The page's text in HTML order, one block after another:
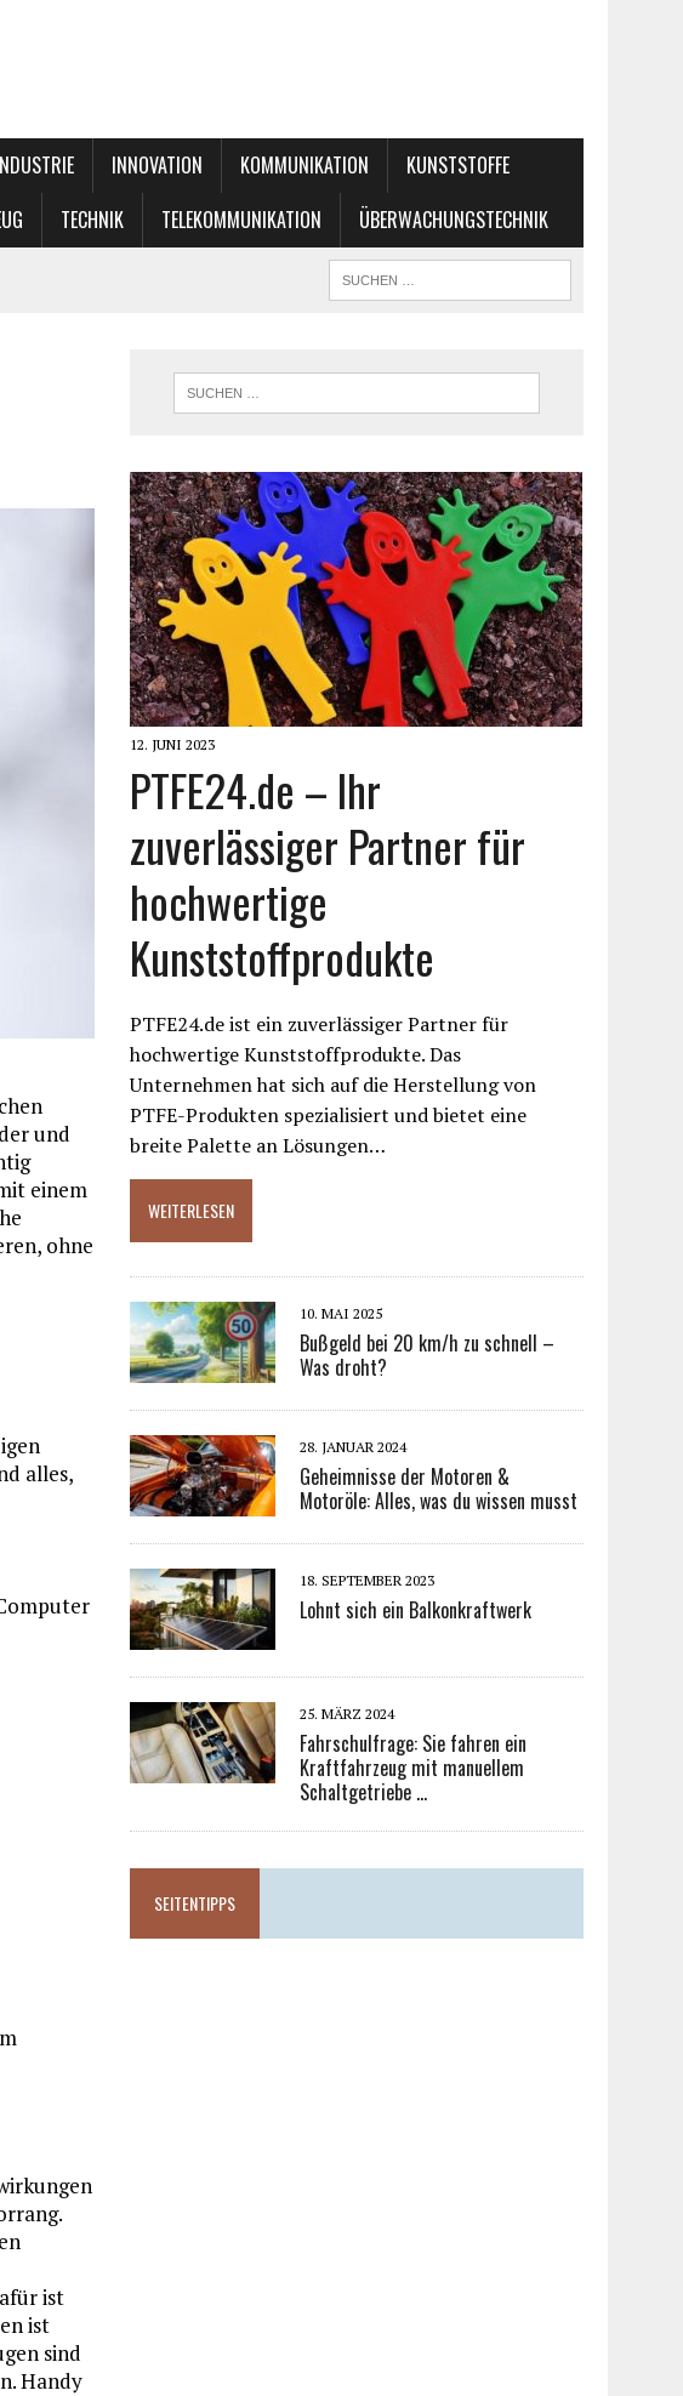
INNOVATION KOMMUNIKATION
KUNSTSTOFFE
TECHNIK TELEKOMMUNIKATION ÜBERWACHUNGSTECHNIK
und
einem
ohne
alles,
ist
ist
sind
Handy
12. JUNI 2023
PTFE24.de – Ihr
zuverlässiger Partner für
hochwertige
Kunststoffprodukte
PTFE24.de ist ein zuverlässiger Partner für
hochwertige Kunststoffprodukte. Das
Unternehmen hat sich auf die Herstellung von
PTFE-Produkten spezialisiert und bietet eine
breite Palette an Lösungen…
WEITERLESEN
10. MAI 2025
Bußgeld bei 20 km/h zu schnell –
Was droht?
28. JANUAR 2024
Geheimnisse der Motoren &
Motoröle: Alles, was du wissen musst
18. SEPTEMBER 2023
Lohnt sich ein Balkonkraftwerk
25. MÄRZ 2024
Fahrschulfrage: Sie fahren ein
Kraftfahrzeug mit manuellem
Schaltgetriebe …
SEITENTIPPS